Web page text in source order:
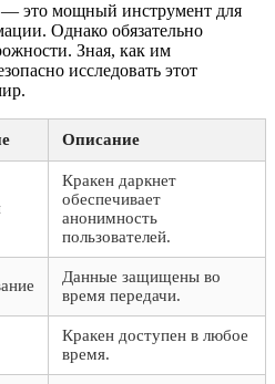
— это мощный инструмент для
Однако обязательно
Зная, как им
исследовать этот
Описание
Кракен даркнет
обеспечивает
анонимность
пользователей.
Данные защищены во
время передачи.
Кракен доступен в любое
время.